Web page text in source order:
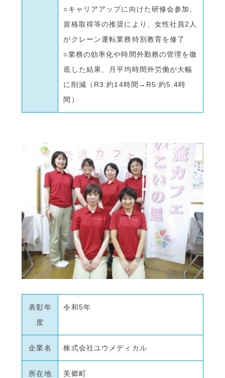
○キャリアアップに向けた研修会参加、
資格取得等の推奨により、女性社員2人
がクレーン運転業務特別教育を修了
○業務の効率化や時間外勤務の管理を徹
底した結果、月平均時間外労働が大幅
に削減（R3:約14時間→R5:約5.4時
間）
表彰年
度
令和5年
企業名 株式会社ユウメディカル
所在地 美郷町